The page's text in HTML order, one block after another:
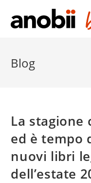
contenuto
Blog
La stagione
ed è tempo
nuovi libri
dell’estate